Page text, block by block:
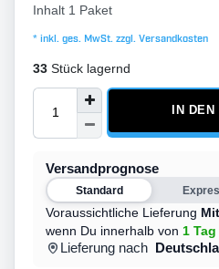
Inhalt 1 Paket
* inkl. ges. MwSt. zzgl. Versandkosten
33 Stück lagernd
IN
Versandprognose
Standard
Voraussichtliche Lieferung
wenn Du innerhalb von 1 Tag
Lieferung nach